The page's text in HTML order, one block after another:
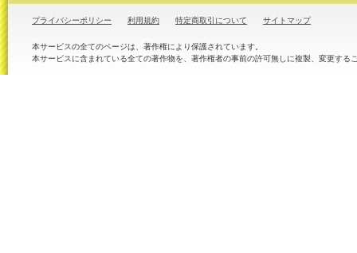
プライバシーポリシー 利用規約 特定商取引について サイトマップ
本サービスの全てのページは、著作権により保護されています。
本サービスに含まれている全ての著作物を、著作権者の事前の許可無しに複製、変更する